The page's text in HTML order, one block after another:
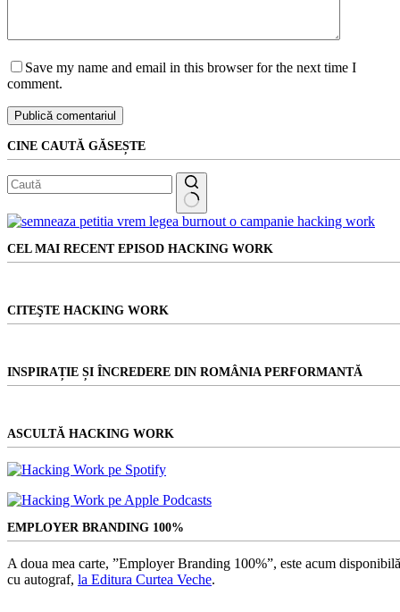
Save my name and email in this browser for the next time I
comment.
Publică comentariul
CINE CAUTĂ GĂSEȘTE
Niciun
CEL MAI RECENT EPISOD HACKING WORK
CITEŞTE HACKING WORK
INSPIRAȚIE ȘI ÎNCREDERE DIN ROMÂNIA PERFORMANTĂ
ASCULTĂ HACKING WORK
EMPLOYER BRANDING 100%
A doua mea carte, ”Employer Branding 100%”, este acum
cu autograf, la Editura Curtea Veche.